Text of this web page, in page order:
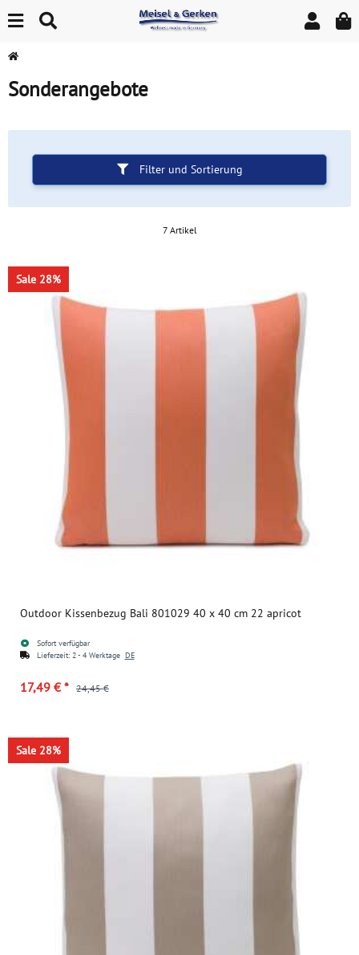
Sonderangebote
Filter und Sortierung
7 Artikel
Sale 28%
Outdoor Kissenbezug Bali 801029 40 x 40 cm 22 apricot
Sofort verfügbar
Lieferzeit: 2 - 4 Werktage DE
17,49 € * 24,45 €
Sale 28%